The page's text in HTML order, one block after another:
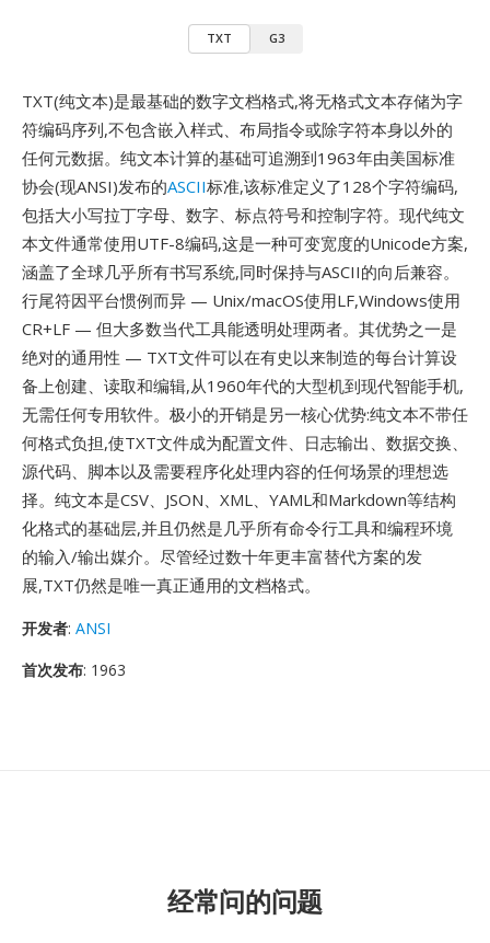
TXT G3
TXT(纯文本)是最基础的数字文档格式,将无格式文本存储为字
符编码序列,不包含嵌入样式、布局指令或除字符本身以外的
任何元数据。纯文本计算的基础可追溯到1963年由美国标准
协会(现ANSI)发布的ASCII标准,该标准定义了128个字符编码,
包括大小写拉丁字母、数字、标点符号和控制字符。现代纯文
本文件通常使用UTF-8编码,这是一种可变宽度的Unicode方案,
涵盖了全球几乎所有书写系统,同时保持与ASCII的向后兼容。
行尾符因平台惯例而异 — Unix/macOS使用LF,Windows使用
CR+LF — 但大多数当代工具能透明处理两者。其优势之一是
绝对的通用性 — TXT文件可以在有史以来制造的每台计算设
备上创建、读取和编辑,从1960年代的大型机到现代智能手机,
无需任何专用软件。极小的开销是另一核心优势:纯文本不带任
何格式负担,使TXT文件成为配置文件、日志输出、数据交换、
源代码、脚本以及需要程序化处理内容的任何场景的理想选
择。纯文本是CSV、JSON、XML、YAML和Markdown等结构
化格式的基础层,并且仍然是几乎所有命令行工具和编程环境
的输入/输出媒介。尽管经过数十年更丰富替代方案的发
展,TXT仍然是唯一真正通用的文档格式。
开发者: ANSI
首次发布: 1963
经常问的问题